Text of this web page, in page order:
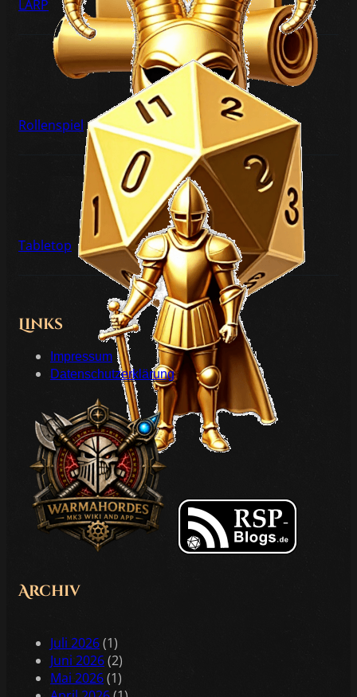
LARP
Rollenspiel
Tabletop
Links
Impressum
Datenschutzerklärung
Archiv
Juli 2026(1)
Juni 2026(2)
Mai 2026(1)